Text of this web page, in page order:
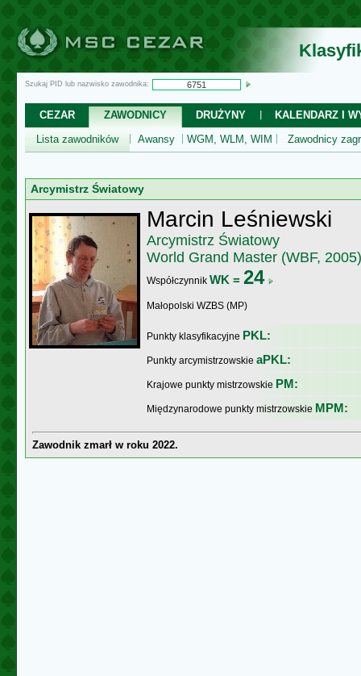
Szukaj PID lub nazwisko zawodnika:
CEZAR ZAWODNICY DRUŻYNY
KALENDARZ I
Lista zawodników
Awansy WGM, WLM, WIM Zawodnicy
Arcymistrz Światowy
Marcin Leśniewski
Arcymistrz Światowy
World Grand Master (WBF, 2005)
Współczynnik WK = 24
Małopolski WZBS (MP)
Punkty klasyfikacyjne PKL:
Punkty arcymistrzowskie aPKL:
Krajowe punkty mistrzowskie PM:
Międzynarodowe punkty mistrzowskie MPM:
Zawodnik zmarł w roku 2022.